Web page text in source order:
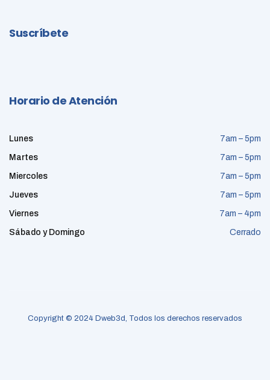
Suscríbete
Horario de Atención
Lunes 7am – 5pm
Martes 7am – 5pm
Miercoles 7am – 5pm
Jueves 7am – 5pm
Viernes 7am – 4pm
Sábado y Domingo Cerrado
Copyright © 2024 Dweb3d, Todos los derechos reservados